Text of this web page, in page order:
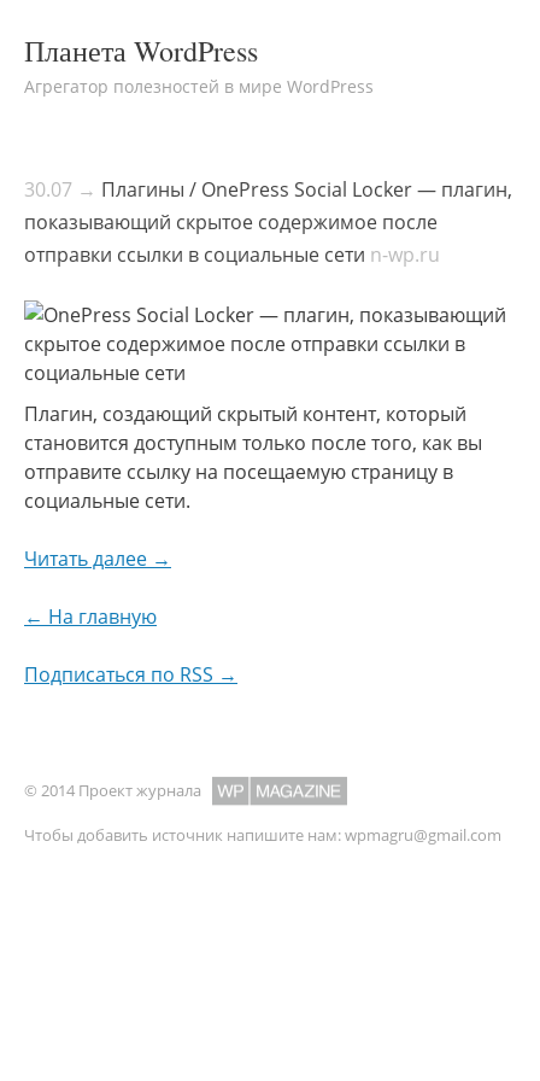
Планета WordPress
Агрегатор полезностей в мире WordPress
30.07 → Плагины / OnePress Social Locker — плагин,
показывающий скрытое содержимое после
отправки ссылки в социальные сети n-wp.ru
Плагин, создающий скрытый контент, который
становится доступным только после того, как вы
отправите ссылку на посещаемую страницу в
социальные сети.
Читать далее →
← На главную
Подписаться по RSS →
© 2014 Проект журнала
Чтобы добавить источник напишите нам:wpmagru@gmail.com